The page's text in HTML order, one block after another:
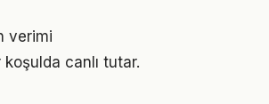
verimi
canlı tutar.